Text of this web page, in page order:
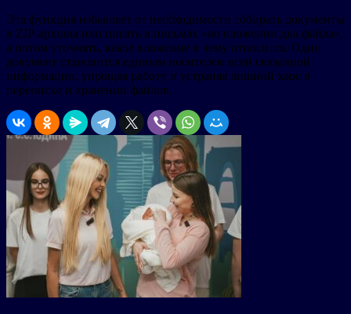
Эта функция избавляет от необходимости собирать документы
в ZIP-архивы или писать в письмах «во вложении два файла»,
а потом уточнять, какое вложение к чему относится. Один
документ становится единым носителем всей связанной
информации, упрощая работу и устраняя лишний хаос в
переписке и хранении файлов.